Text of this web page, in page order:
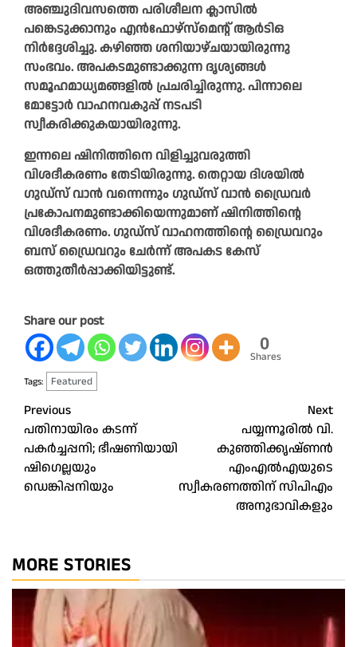
അഞ്ചുദിവസത്തെ പരിശീലന ക്ലാസില്‍
പങ്കെടുക്കാനും എന്‍ഫോഴ്‌സ്‌മെന്റ് ആര്‍ടിഒ
നിര്‍ദ്ദേശിച്ചു. കഴിഞ്ഞ ശനിയാഴ്ചയായിരുന്നു
സംഭവം. അപകടമുണ്ടാക്കുന്ന ദൃശ്യങ്ങള്‍
സമൂഹമാധ്യമങ്ങളില്‍ പ്രചരിച്ചിരുന്നു. പിന്നാലെ
മോട്ടോര്‍ വാഹനവകുപ്പ് നടപടി
സ്വീകരിക്കുകയായിരുന്നു.
ഇന്നലെ ഷിനിത്തിനെ വിളിച്ചുവരുത്തി
വിശദീകരണം തേടിയിരുന്നു. തെറ്റായ ദിശയില്‍
ഗുഡ്‌സ് വാന്‍ വന്നെന്നും ഗുഡ്‌സ് വാന്‍ ഡ്രൈവര്‍
പ്രകോപനമുണ്ടാക്കിയെന്നുമാണ് ഷിനിത്തിന്റെ
വിശദീകരണം. ഗുഡ്‌സ് വാഹനത്തിന്റെ ഡ്രൈവറും
ബസ് ഡ്രൈവറും ചേര്‍ന്ന് അപകട കേസ്
ഒത്തുതീര്‍പ്പാക്കിയിട്ടുണ്ട്.
Share our post
0
Shares
Tags: Featured
Post
navigation
Previous
പതിനായിരം കടന്ന്
പകർച്ചപ്പനി; ഭീഷണിയായി
ഷിഗെല്ലയും
ഡെങ്കിപ്പനിയും
Next
പയ്യന്നൂരിൽ വി.
കുഞ്ഞിക്കൃഷ്ണൻ
എംഎൽഎയുടെ
സ്വീകരണത്തിന് സിപിഎം
അനുഭാവികളും
MORE STORIES